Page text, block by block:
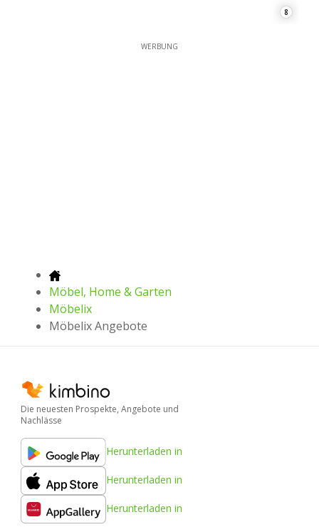
8
WERBUNG
Möbel, Home & Garten
Möbelix
Möbelix Angebote
Die neuesten Prospekte, Angebote und
Nachlässe
Herunterladen in
Herunterladen in
Herunterladen in